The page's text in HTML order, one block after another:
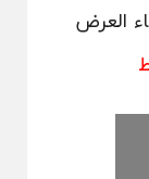
العرض